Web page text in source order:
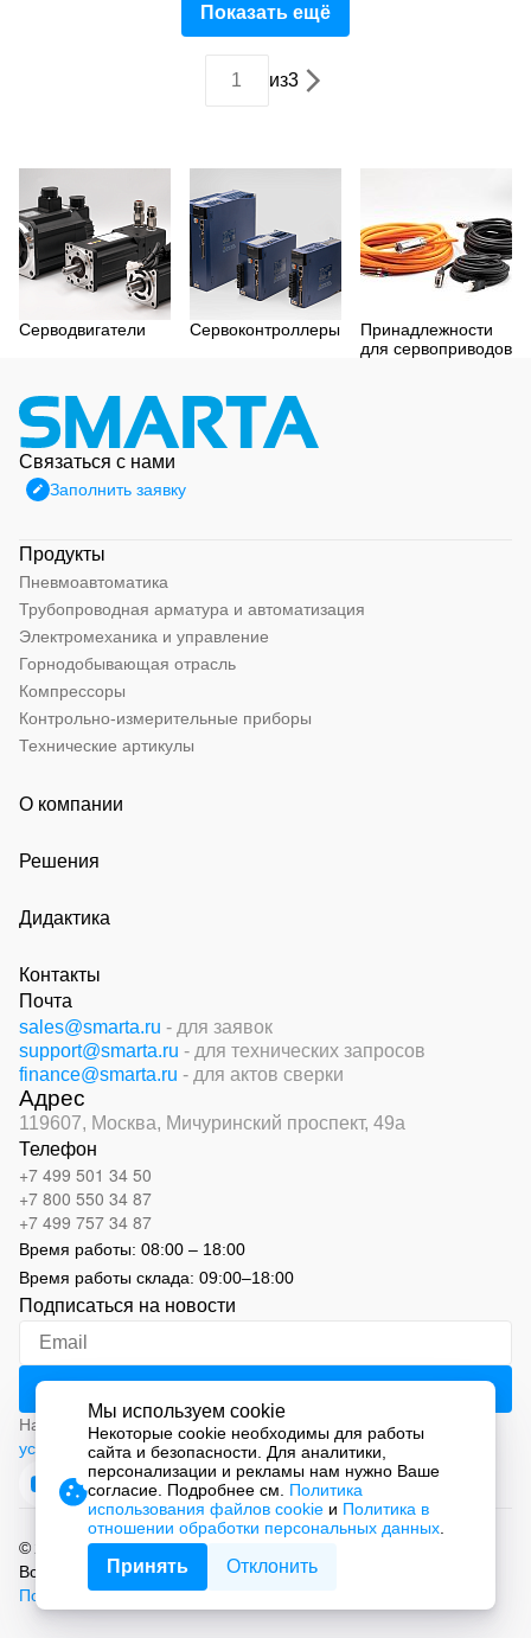
Показать ещё
из3
Серводвигатели Сервоконтроллеры
Принадлежности
для сервоприводов
Связаться с нами
Заполнить заявку
Продукты
Пневмоавтоматика
Трубопроводная арматура и автоматизация
Электромеханика и управление
Горнодобывающая отрасль
Компрессоры
Контрольно-измерительные приборы
Технические артикулы
О компании
Решения
Дидактика
Контакты
Почта
sales@smarta.ru - для заявок
support@smarta.ru - для технических запросов
finance@smarta.ru - для актов сверки
Адрес
119607, Москва, Мичуринский проспект, 49а
Телефон
+7 499 501 34 50
+7 800 550 34 87
+7 499 757 34 87
Время работы: 08:00 – 18:00
Время работы склада: 09:00–18:00
Подписаться на новости
Нажимая на кнопку «Подписаться», вы соглашаетесь с
условиями обработки персональных данных
© 2026 ООО «СМАРТ Автоматизация»
Все права защищены.
Политика обработки персональных данных
Мы используем cookie
Некоторые cookie необходимы для работы
сайта и безопасности. Для аналитики,
персонализации и рекламы нам нужно Ваше
согласие. Подробнее см. Политика
использования файлов cookie и Политика в
отношении обработки персональных данных
Принять Отклонить